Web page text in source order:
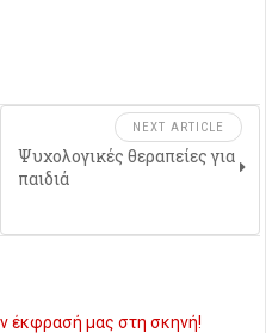
NEXT ARTICLE
Ψυχολογικές θεραπείες για
παιδιά
έκφρασή μας στη σκηνή!